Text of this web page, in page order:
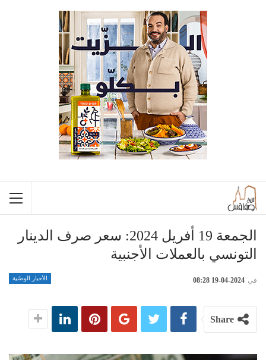
الجمعة 19 أفريل 2024: سعر صرف الدينار
التونسي بالعملات الأجنبية
الأخبار الوطنية في 2024-04-19 08:28
Share